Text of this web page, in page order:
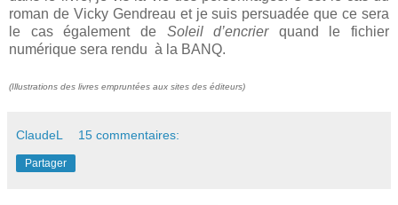
roman de Vicky Gendreau et je suis persuadée que ce sera
le cas également de Soleil d’encrier quand le fichier
numérique sera rendu à la BANQ.
(Illustrations des livres empruntées aux sites des éditeurs)
ClaudeL 15 commentaires:
Partager